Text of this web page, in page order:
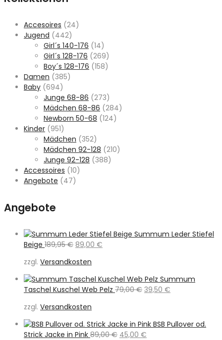
Accesoires (24)
Jugend (442)
Girl´s 140-176 (14)
Girl´s 128-176 (269)
Boy´s 128-176 (158)
Damen (385)
Baby (694)
Junge 68-86 (273)
Mädchen 68-86 (284)
Newborn 50-68 (124)
Kinder (951)
Mädchen (352)
Mädchen 92-128 (210)
Junge 92-128 (388)
Accessoires (10)
Angebote (47)
Angebote
Summum Leder Stiefel
Beige 189,95€ Ursprünglicher
war:
189,95 €
89,00 €
89,00 €.
zzgl. Versandkosten
Summum
Taschel Kuschel Web Pelz 79,00€ Ursprünglicher
79,00 €
39,50 €
39,50 €.
zzgl. Versandkosten
BSB Pullover od.
Strick Jacke in Pink 89,00€ Ursprünglicher
45,00 €